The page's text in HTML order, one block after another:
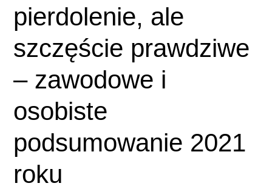
pierdolenie, ale
szczęście prawdziwe
– zawodowe i
osobiste
podsumowanie 2021
roku